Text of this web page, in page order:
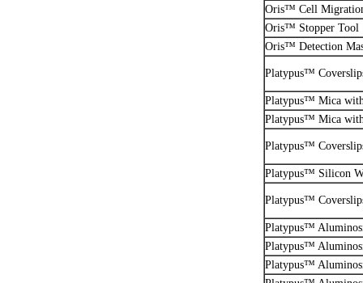
Oris™ Cell
Oris™ Stopper Tool
Oris™ Detection
Platypus™
Platypus™ Mica
Platypus™ Mica
Platypus™
Platypus™ Silicon
Platypus™
Platypus™
Platypus™
Platypus™